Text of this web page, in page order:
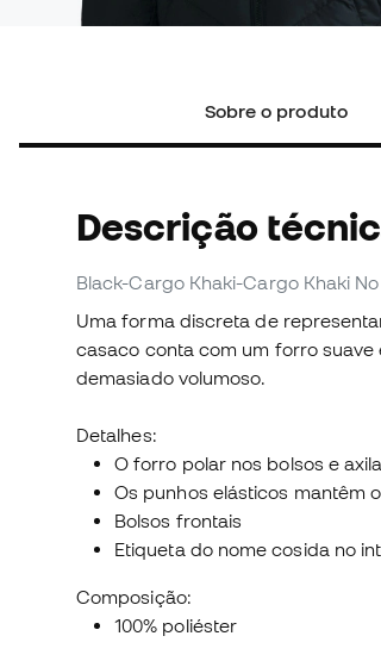
Sobre o produto
Descrição
Black-Cargo Khaki-Cargo Khaki
Uma forma discreta de
casaco conta com um forro
demasiado volumoso.
Detalhes:
O forro polar nos bolsos e
Os punhos elásticos mantêm
Bolsos frontais
Etiqueta do nome cosida no
Composição:
100% poliéster